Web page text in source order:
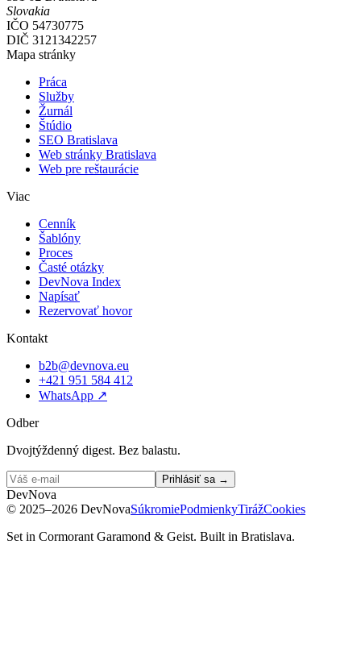
Slovakia
IČO 54730775
DIČ 3121342257
Mapa stránky
Práca
Služby
Žurnál
Štúdio
SEO Bratislava
Web stránky Bratislava
Web pre reštaurácie
Viac
Cenník
Šablóny
Proces
Časté otázky
DevNova Index
Napísať
Rezervovať hovor
Kontakt
b2b@devnova.eu
+421 951 584 412
WhatsApp ↗
Odber
Dvojtýždenný digest. Bez balastu.
Prihlásiť sa →
DevNova
© 2025–2026 DevNovaSúkromiePodmienkyTirážCookies
Set in Cormorant Garamond & Geist. Built in Bratislava.